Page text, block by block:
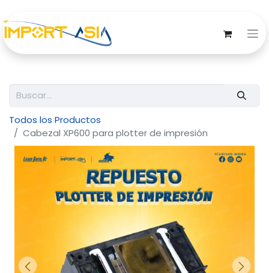
Todos los Productos
Cabezal XP600 para plotter de impresión